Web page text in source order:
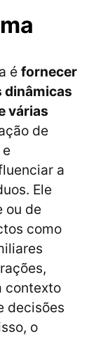
é fornecer
dinâmicas
várias
de
a
Ele
ou de
como
contexto
decisões
o